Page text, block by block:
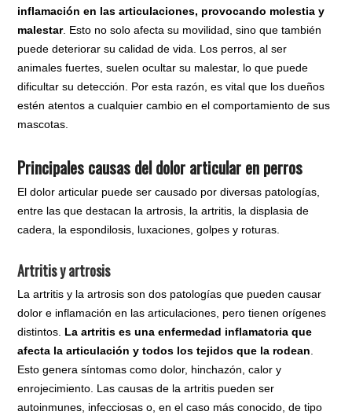
inflamación en las articulaciones, provocando molestia y
malestar. Esto no solo afecta su movilidad, sino que también
puede deteriorar su calidad de vida. Los perros, al ser
animales fuertes, suelen ocultar su malestar, lo que puede
dificultar su detección. Por esta razón, es vital que los dueños
estén atentos a cualquier cambio en el comportamiento de sus
mascotas.
Principales causas del dolor articular en perros
El dolor articular puede ser causado por diversas patologías,
entre las que destacan la artrosis, la artritis, la displasia de
cadera, la espondilosis, luxaciones, golpes y roturas.
Artritis y artrosis
La artritis y la artrosis son dos patologías que pueden causar
dolor e inflamación en las articulaciones, pero tienen orígenes
distintos. La artritis es una enfermedad inflamatoria que
afecta la articulación y todos los tejidos que la rodean.
Esto genera síntomas como dolor, hinchazón, calor y
enrojecimiento. Las causas de la artritis pueden ser
autoinmunes, infecciosas o, en el caso más conocido, de tipo